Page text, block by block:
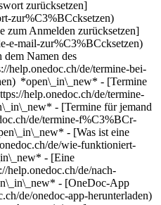
zurücksetzen]
zur%C3%BCcksetzen)
zum Anmelden zurücksetzen]
e-mail-zur%C3%BCcksetzen)
dem Namen des
help.onedoc.ch/de/termine-bei-
*open\_in\_new* - [Termine
help.onedoc.ch/de/termine-
- [Termine für jemand
de/termine-f%C3%BCr-
- [Was ist eine
de/wie-funktioniert-
- [Eine
help.onedoc.ch/de/nach-
- [OneDoc-App
de/onedoc-app-herunterladen)